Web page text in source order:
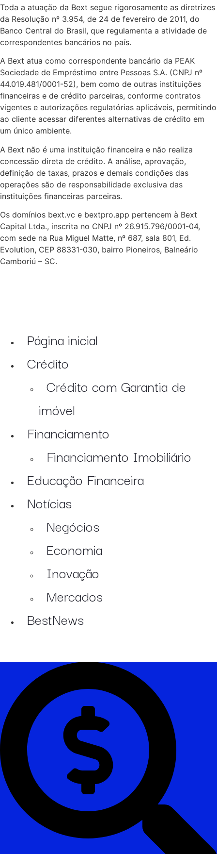
Toda a atuação da Bext segue rigorosamente as diretrizes
da Resolução nº 3.954, de 24 de fevereiro de 2011, do
Banco Central do Brasil, que regulamenta a atividade de
correspondentes bancários no país.
A Bext atua como correspondente bancário da PEAK
Sociedade de Empréstimo entre Pessoas S.A. (CNPJ nº
44.019.481/0001-52), bem como de outras instituições
financeiras e de crédito parceiras, conforme contratos
vigentes e autorizações regulatórias aplicáveis, permitindo
ao cliente acessar diferentes alternativas de crédito em
um único ambiente.
A Bext não é uma instituição financeira e não realiza
concessão direta de crédito. A análise, aprovação,
definição de taxas, prazos e demais condições das
operações são de responsabilidade exclusiva das
instituições financeiras parceiras.
Os domínios bext.vc e bextpro.app pertencem à Bext
Capital Ltda., inscrita no CNPJ nº 26.915.796/0001-04,
com sede na Rua Miguel Matte, nº 687, sala 801, Ed.
Evolution, CEP 88331-030, bairro Pioneiros, Balneário
Camboriú – SC.
Página inicial
Crédito
Crédito com Garantia de
imóvel
Financiamento
Financiamento Imobiliário
Educação Financeira
Notícias
Negócios
Economia
Inovação
Mercados
BestNews